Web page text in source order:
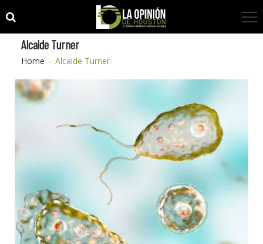
to
navigation
to
content
Alcalde Turner
Home Alcalde Turner